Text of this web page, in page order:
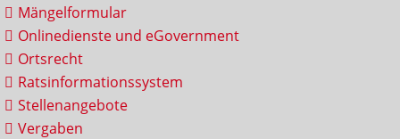
Mängelformular
Onlinedienste und eGovernment
Ortsrecht
Ratsinformationssystem
Stellenangebote
Vergaben